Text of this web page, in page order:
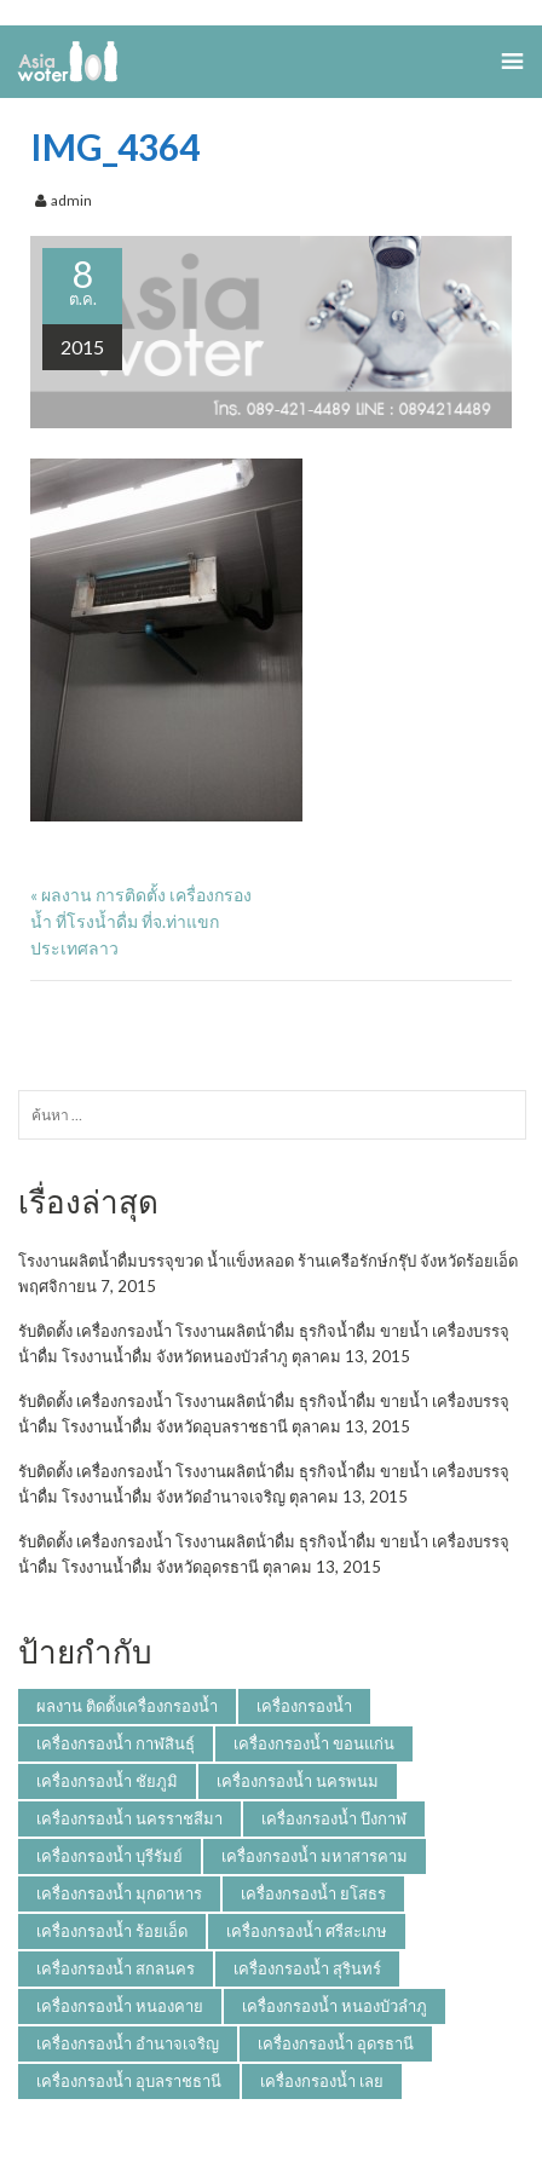
IMG_4364
admin
8
ต.ค.
2015
« ผลงาน การติดตั้ง เครื่องกรอง
น้ำ ที่โรงน้ำดื่ม ที่จ.ท่าแขก
ประเทศลาว
เรื่องล่าสุด
โรงงานผลิตน้ำดื่มบรรจุขวด น้ำแข็งหลอด ร้านเครือรักษ์กรุ๊ป จังหวัดร้อยเอ็ด
พฤศจิกายน 7, 2015
รับติดตั้ง เครื่องกรองน้ำ โรงงานผลิตน้ําดื่ม ธุรกิจน้ำดื่ม ขายน้ำ เครื่องบรรจุ
น้ําดื่ม โรงงานน้ำดื่ม จังหวัดหนองบัวลำภู ตุลาคม 13, 2015
รับติดตั้ง เครื่องกรองน้ำ โรงงานผลิตน้ําดื่ม ธุรกิจน้ำดื่ม ขายน้ำ เครื่องบรรจุ
น้ําดื่ม โรงงานน้ำดื่ม จังหวัดอุบลราชธานี ตุลาคม 13, 2015
รับติดตั้ง เครื่องกรองน้ำ โรงงานผลิตน้ําดื่ม ธุรกิจน้ำดื่ม ขายน้ำ เครื่องบรรจุ
น้ําดื่ม โรงงานน้ำดื่ม จังหวัดอำนาจเจริญ ตุลาคม 13, 2015
รับติดตั้ง เครื่องกรองน้ำ โรงงานผลิตน้ําดื่ม ธุรกิจน้ำดื่ม ขายน้ำ เครื่องบรรจุ
น้ําดื่ม โรงงานน้ำดื่ม จังหวัดอุดรธานี ตุลาคม 13, 2015
ป้ายกำกับ
ผลงาน ติดตั้งเครื่องกรองน้ำ
เครื่องกรองน้ำ
เครื่องกรองน้ำ กาฬสินธุ์
เครื่องกรองน้ำ ขอนแก่น
เครื่องกรองน้ำ ชัยภูมิ
เครื่องกรองน้ำ นครพนม
เครื่องกรองน้ำ นครราชสีมา
เครื่องกรองน้ำ บึงกาฬ
เครื่องกรองน้ำ บุรีรัมย์
เครื่องกรองน้ำ มหาสารคาม
เครื่องกรองน้ำ มุกดาหาร
เครื่องกรองน้ำ ยโสธร
เครื่องกรองน้ำ ร้อยเอ็ด
เครื่องกรองน้ำ ศรีสะเกษ
เครื่องกรองน้ำ สกลนคร
เครื่องกรองน้ำ สุรินทร์
เครื่องกรองน้ำ หนองคาย
เครื่องกรองน้ำ หนองบัวลำภู
เครื่องกรองน้ำ อำนาจเจริญ
เครื่องกรองน้ำ อุดรธานี
เครื่องกรองน้ำ อุบลราชธานี
เครื่องกรองน้ำ เลย